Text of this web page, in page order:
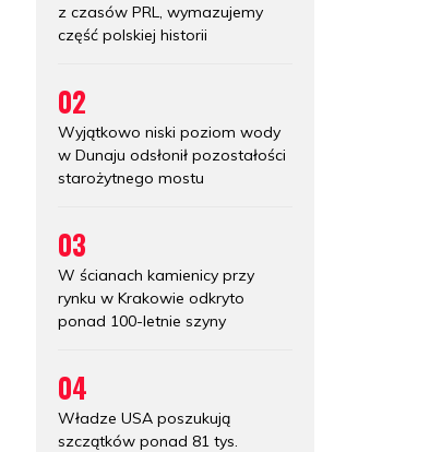
z czasów PRL, wymazujemy
część polskiej historii
02
Wyjątkowo niski poziom wody
w Dunaju odsłonił pozostałości
starożytnego mostu
03
W ścianach kamienicy przy
rynku w Krakowie odkryto
ponad 100-letnie szyny
04
Władze USA poszukują
szczątków ponad 81 tys.